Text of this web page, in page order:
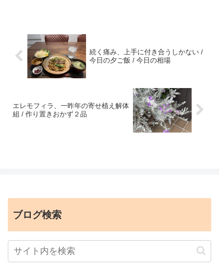
続く痛み、上手に付き合うしかない /
今日の夕ご飯 / 今日の相場
エレモフィラ、一昨年の寄せ植え解体
組 / 作り置きおかず２品
ブログ検索